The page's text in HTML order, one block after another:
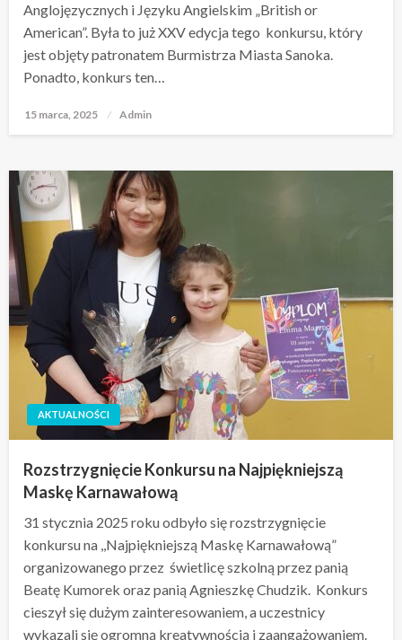
Anglojęzycznych i Języku Angielskim „British or
American”. Była to już XXV edycja tego konkursu, który
jest objęty patronatem Burmistrza Miasta Sanoka.
Ponadto, konkurs ten…
Opublikowane
15 marca, 2025 Admin
AKTUALNOŚCI
Rozstrzygnięcie Konkursu na Najpiękniejszą
Maskę Karnawałową
31 stycznia 2025 roku odbyło się rozstrzygnięcie
konkursu na ,,Najpiękniejszą Maskę Karnawałową”
organizowanego przez świetlicę szkolną przez panią
Beatę Kumorek oraz panią Agnieszkę Chudzik. Konkurs
cieszył się dużym zainteresowaniem, a uczestnicy
wykazali się ogromną kreatywnością i zaangażowaniem.